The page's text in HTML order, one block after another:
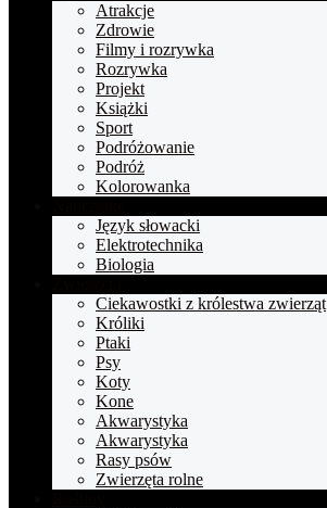
Atrakcje
Zdrowie
Filmy i rozrywka
Rozrywka
Projekt
Książki
Sport
Podróżowanie
Podróż
Kolorowanka
Język słowacki
Elektrotechnika
Biologia
Ciekawostki z królestwa zwierząt
Króliki
Ptaki
Psy
Koty
Kone
Akwarystyka
Akwarystyka
Rasy psów
Zwierzęta rolne